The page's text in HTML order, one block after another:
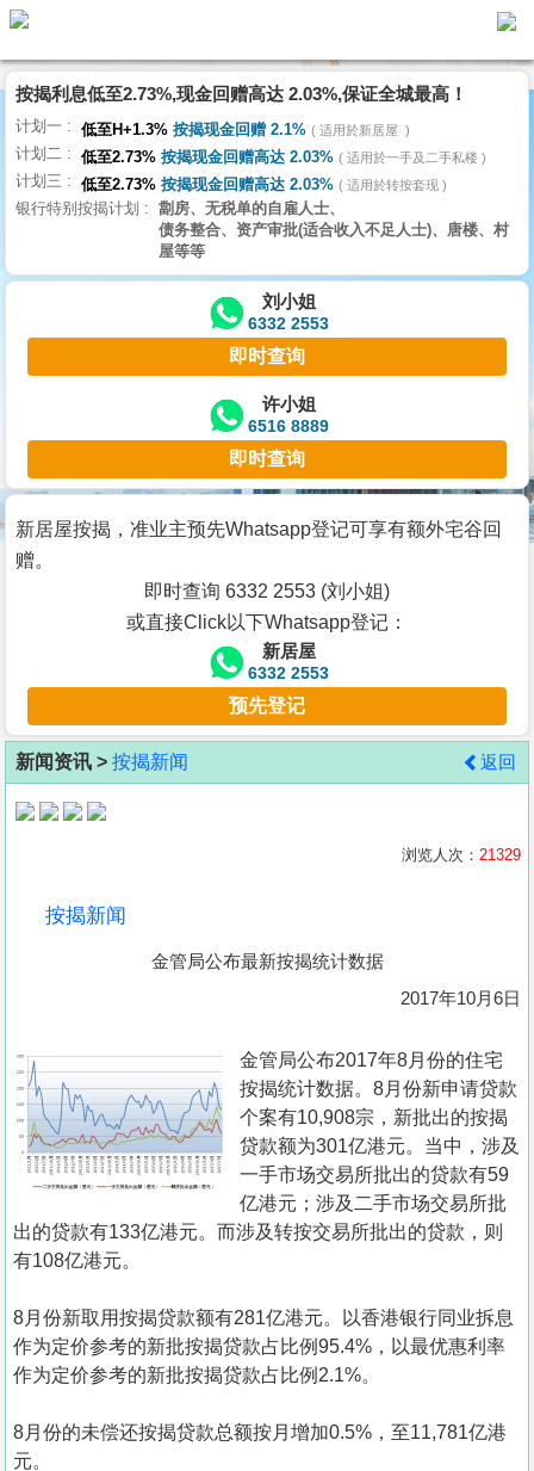
代
理
主
页
搵
楼/
交
业
主
宅
谷
按
客
地
产
置
业
手
册
关
於
们
按揭利息低至2.73%,现金回赠高达 2.03%,保证全城最高！
计划一 低至H+1.3% 按揭现金回赠 2.1% 适用於新居屋
计划二 低至2.73% 按揭现金回赠高达 2.03% 适用於一手及二手私楼
计划三 低至2.73% 按揭现金回赠高达 2.03% 适用於转按套现
银行特别按揭计划
劏房、无税单的自雇人士、
债务整合、资产审批(适合收入不足人士)、唐楼、村
屋等等
刘小姐
6332 2553
即时查询
许小姐
6516 8889
即时查询
新居屋按揭，准业主预先Whatsapp登记可享有额外宅谷回
赠。
即时查询 6332 2553 (刘小姐)
或直接Click以下Whatsapp登记：
新居屋
6332 2553
预先登记
新闻资讯 > 按揭新闻 返回
浏览人次： 21329
按揭新闻
金管局公布最新按揭统计数据
2017年10月6日
金管局公布2017年8月份的住宅
按揭统计数据。8月份新申请贷款
个案有10,908宗，新批出的按揭
贷款额为301亿港元。当中，涉及
一手市场交易所批出的贷款有59
亿港元；涉及二手市场交易所批
出的贷款有133亿港元。而涉及转按交易所批出的贷款，则
有108亿港元。
8月份新取用按揭贷款额有281亿港元。以香港银行同业拆息
作为定价参考的新批按揭贷款占比例95.4%，以最优惠利率
作为定价参考的新批按揭贷款占比例2.1%。
8月份的未偿还按揭贷款总额按月增加0.5%，至11,781亿港
元。